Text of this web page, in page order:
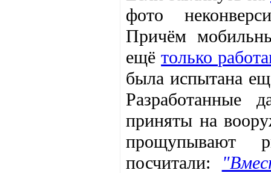
фото
Причём
ещётолько
была испытана
Разработанные
приняты на
прощупывают
посчитали: